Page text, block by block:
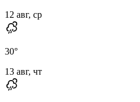
12 авг, ср
30°
13 авг, чт